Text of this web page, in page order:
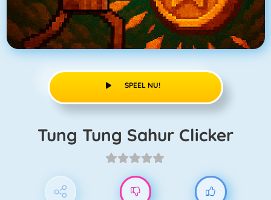
SPEEL NU!
Tung Tung Sahur Clicker